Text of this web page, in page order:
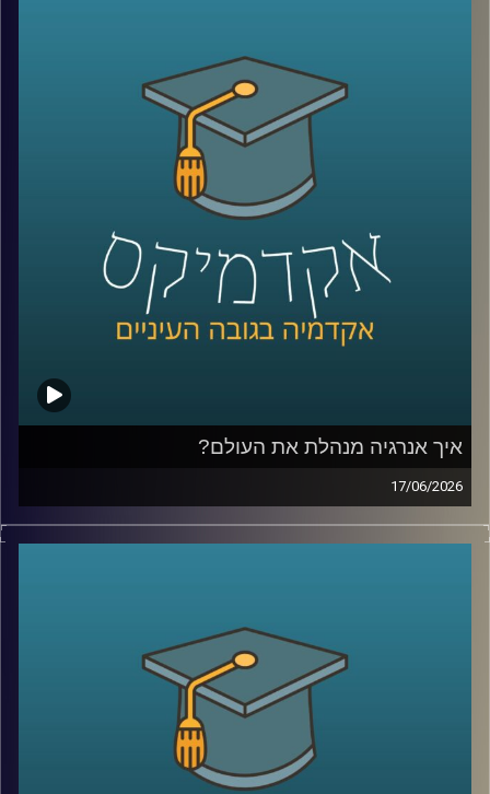
היום אנחנו יוצאים להכיר את סומלילנד, מדינה שרוב האנשים
מעולם לא שמעו עליה, אבל ייתכן שבעשור הקרוב היא תהפוך
לשחקנית משמעותית בזירה הגיאופוליטית.
כדי להבין איך נראים החיים במדינה שלא קיימת רשמית, למה
המעצמות הגדולות מתחילות להתעניין בה, והאם גם לישראל יש
אינטרס שם, הצטרף אליי היום השגריר ד״ר חיים קורן, בית ספר
לאודר לממשל, דיפלומטיה ואסטרטגיה, אוניברסיטת רייכמן.
שגריר ישראל הראשון לדרום סודן ושגריר מצרים
קרדיט תמונות:AudioVersity
איך אנרגיה מנהלת את העולם?
17/06/2026
בשנים האחרונות אנחנו שומעים בלי סוף על משברי אנרגיה,
מחירי נפט, גז טבעי, מצרי הורמוז ומאבקי כוח בין מדינות, אבל
ביטחון לאומי והשפעה עולמית.
בפרק של היום נדבר על איך אנרגיה מעצבת את העולם
שאנחנו חיים בו, איך גילוי הגז שינה את המעמד של ישראל
במזרח התיכון, למה מצרים הפכה לשחקנית מרכזית בתחום,
ואיך שיתופי פעולה אנרגטיים יכולים להשפיע גם על יחסים